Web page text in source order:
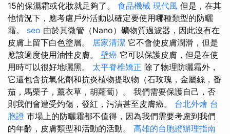
15的保濕霜或化妝就足夠了。 食品機械 現代風 但是，在其
他情況下，應考慮戶外活動以確定要使用哪種類型的防曬
霜。 seo 由於其微管（Nano）礦物質過濾器，因此沒有在
皮膚上留下白色塗層。 居家清潔 它不會使皮膚潤滑，但是
應該適度使用油性皮膚。 壁癌 它可以保護皮膚，但是在使
用時可以很好地曬黑。 太平脊椎矯正 除了物理防曬霜外，
它還包含抗氧化劑和抗炎植物提取物（石玫瑰，金屬絲，番
茄，馬栗子，薰衣草，胡蘿蔔）。 我們需要保護自己，否
則我們會遭受灼傷，發紅，污漬甚至皮膚癌。 台北外燴 台
胞證 市場上的防曬霜都不值得，因為我們需要考慮到我們
的年齡，皮膚類型和活動的活動。 高雄的台胞證辦理指南